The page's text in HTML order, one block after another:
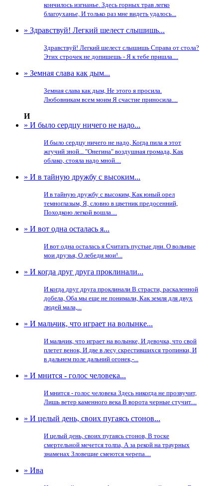
кончилось изгнанье. Здесь горных трав легко
благоуханье, И только раз мне видеть удалось...
» Здравствуй! Легкий шелест слышишь...
Здравствуй! Легкий шелест слышишь Справа от стола?
Этих строчек не допишешь - Я к тебе пришла....
» Земная слава как дым...
Земная слава как дым, Не этого я просила.
Любовникам всем моим Я счастие приносила....
И
» И было сердцу ничего не надо...
И было сердцу ничего не надо, Когда пила я этот
жгучий зной... "Онегина" воздушная громада, Как
облако, стояла надо мной....
» И в тайную дружбу с высоким...
И в тайную дружбу с высоким, Как юный орел
темноглазым, Я, словно в цветник предосенний,
Походкою легкой вошла....
» И вот одна осталась я...
И вот одна осталась я Считать пустые дни. О вольные
мои друзья, О лебеди мои!...
» И когда друг друга проклинали...
И когда друг друга проклинали В страсти, раскаленной
добела, Оба мы еще не понимали, Как земля для двух
людей мала,...
» И мальчик, что играет на волынке...
И мальчик, что играет на волынке, И девочка, что свой
плетет венок, И две в лесу скрестившихся тропинки, И
в дальнем поле дальний огонек,-...
» И мнится - голос человека...
И мнится - голос человека Здесь никогда не прозвучит,
Лишь ветер каменного века В ворота черные стучит....
» И целый день, своих пугаясь стонов...
И целый день, своих пугаясь стонов, В тоске
смертельной мечется толпа, А за рекой на траурных
знаменах Зловещие смеются черепа....
» Ива